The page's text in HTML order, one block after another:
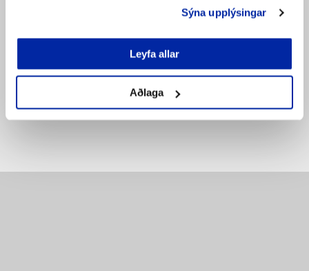
Sýna upplýsingar
Leyfa allar
Aðlaga
pöntunarlista
51.032 KR.
Bæta á
pöntunarlista